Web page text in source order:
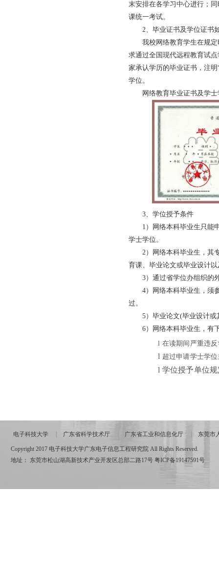
末安排在各学习中心进行；
课统一考试。
2、毕业证书及学位证书
我校网络教育学生在规
求通过全国现代远程教育试
家承认学历的毕业证书，注
学位。
网络教育毕业证书及学
3、学位授予条件
1）网络本科毕业生只能
学士学位。
2）网络本科毕业生，其
育课、毕业论文或毕业设计
3）通过省学位办组织的
4）网络本科毕业生，须
过。
5）毕业论文(毕业设计
6）网络本科毕业生，有
l 在读期间严重违
l 超过申请学士学
l 学位授予单位
电子科技大学 广东省科学技术厅 广东省工业和信息化厅 东莞市
Copyright 2017 电子科技大学广东电子信息工程研究院 All Rights Reserved.
地址： 东莞市松山湖高新技术产业开发区总部二路17号 粤ICP备19147591号